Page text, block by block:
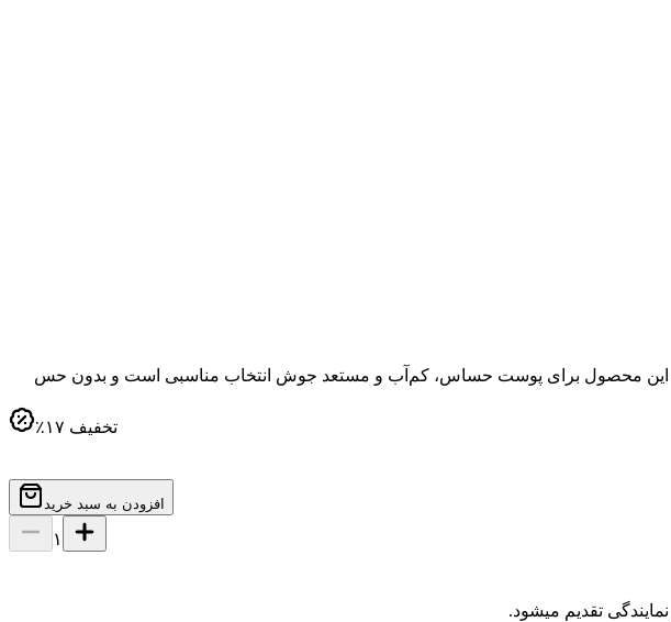
سد دفاعی آن است. این محصول برای پوست حساس، کم‌آب و مستعد جوش انتخاب مناسبی است و بدون حس
٪۱۷ تخفیف
افزودن به سبد خرید
۱
تقدیم میشود.